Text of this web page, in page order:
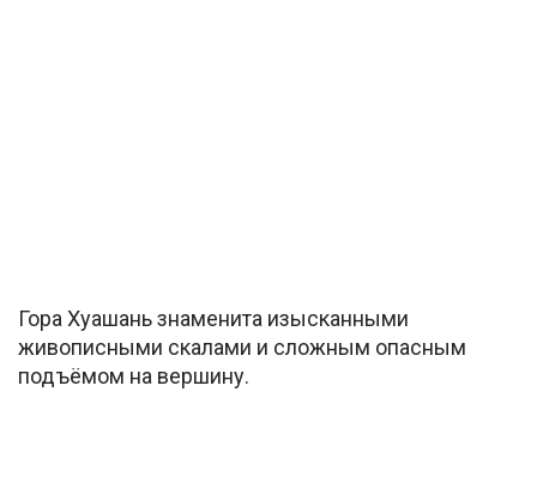
Гора Хуашань знаменита изысканными
живописными скалами и сложным опасным
подъёмом на вершину.